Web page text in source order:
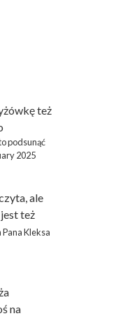
też
podsunąć
2025
ale
też
Kleksa
na